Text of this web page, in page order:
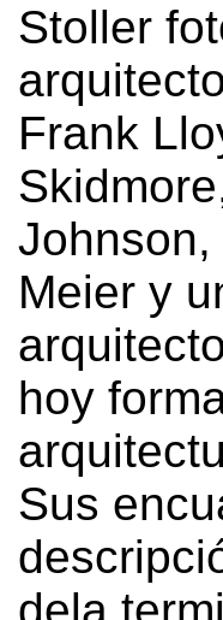
Stoller
Frank
Skidmore
Johnson,
Meier y
hoy
Sus